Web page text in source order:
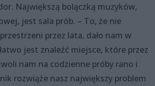
Największą bolączką muzyków,
jest sala prób. – To, że nie
przez lata, dało nam w
jest znaleźć miejsce, które przez
nam na codzienne próby rano i
rozwiąże nasz największy problem